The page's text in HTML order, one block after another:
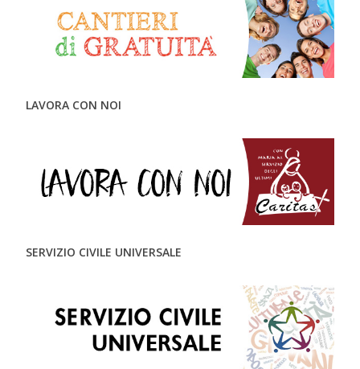
LAVORA CON NOI
SERVIZIO CIVILE UNIVERSALE